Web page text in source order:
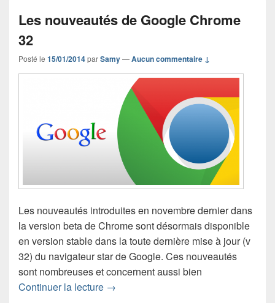
Les nouveautés de Google Chrome
32
Posté le 15/01/2014parSamy—Aucun commentaire ↓
Les nouveautés introduites en novembre dernier dans
la version beta de Chrome sont désormais disponible
en version stable dans la toute dernière mise à jour (v
32) du navigateur star de Google. Ces nouveautés
sont nombreuses et concernent aussi bien
Continuer la lecture Les nouveautés de Google Chrome 32
→